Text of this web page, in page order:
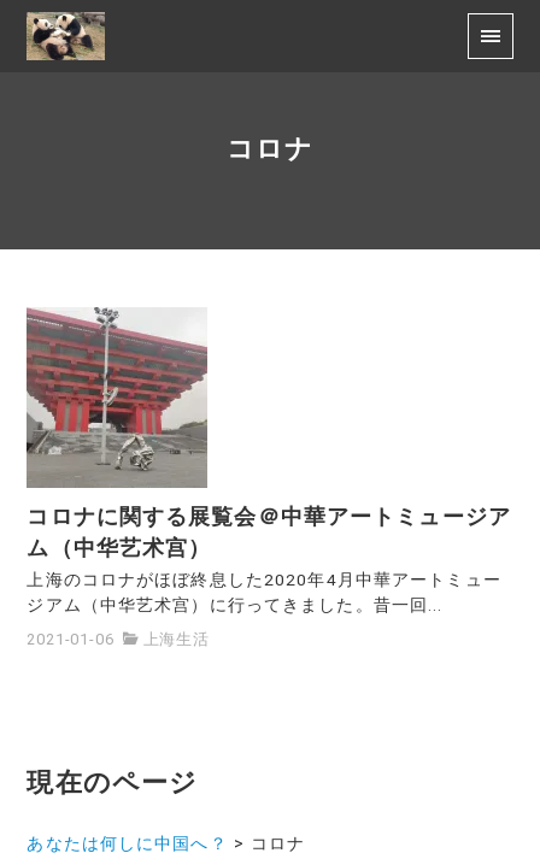
コロナ
コロナに関する展覧会＠中華アートミュージア
ム（中华艺术宫）
上海のコロナがほぼ終息した2020年4月中華アートミュー
ジアム（中华艺术宫）に行ってきました。昔一回...
2021-01-06 上海生活
現在のページ
あなたは何しに中国へ？ > コロナ